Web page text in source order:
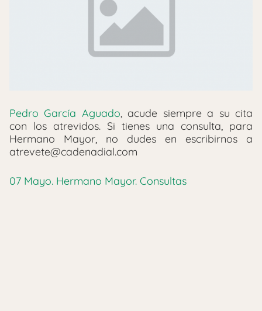
Pedro García Aguado, acude siempre a su cita
con los atrevidos. Si tienes una consulta, para
Hermano Mayor, no dudes en escribirnos a
atrevete@cadenadial.com
07 Mayo. Hermano Mayor. Consultas